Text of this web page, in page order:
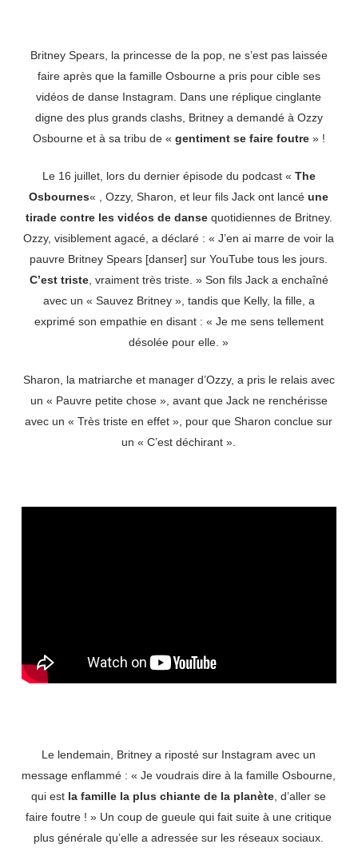
Britney Spears, la princesse de la pop, ne s’est pas laissée
faire après que la famille Osbourne a pris pour cible ses
vidéos de danse Instagram. Dans une réplique cinglante
digne des plus grands clashs, Britney a demandé à Ozzy
Osbourne et à sa tribu de « gentiment se faire foutre» !
Le 16 juillet, lors du dernier épisode du podcast « The
Osbournes« , Ozzy, Sharon, et leur fils Jack ont lancé une
tirade contre les vidéos de dansequotidiennes de Britney.
Ozzy, visiblement agacé, a déclaré : « J’en ai marre de voir la
pauvre Britney Spears [danser] sur YouTube tous les jours.
C’est triste, vraiment très triste. » Son fils Jack a enchaîné
avec un « Sauvez Britney », tandis que Kelly, la fille, a
exprimé son empathie en disant : « Je me sens tellement
désolée pour elle. »
Sharon, la matriarche et manager d’Ozzy, a pris le relais avec
un « Pauvre petite chose », avant que Jack ne renchérisse
avec un « Très triste en effet », pour que Sharon conclue sur
un « C’est déchirant ».
Le lendemain, Britney a riposté sur Instagram avec un
message enflammé : « Je voudrais dire à la famille Osbourne,
qui est la famille la plus chiante de la planète , d’aller se
faire foutre ! » Un coup de gueule qui fait suite à une critique
plus générale qu’elle a adressée sur les réseaux sociaux.